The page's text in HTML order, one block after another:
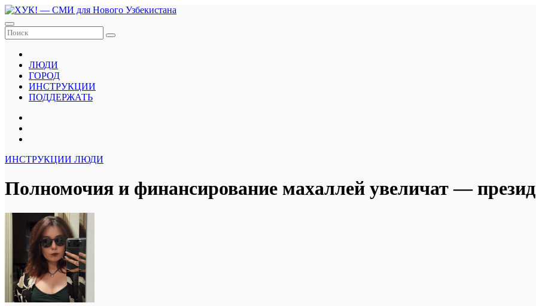
Перейти
к
содержанию
ЛЮДИ
ГОРОД
ИНСТРУКЦИИ
ПОДДЕРЖАТЬ
ИНСТРУКЦИИ ЛЮДИ
Полномочия и финансирование махаллей увеличат —